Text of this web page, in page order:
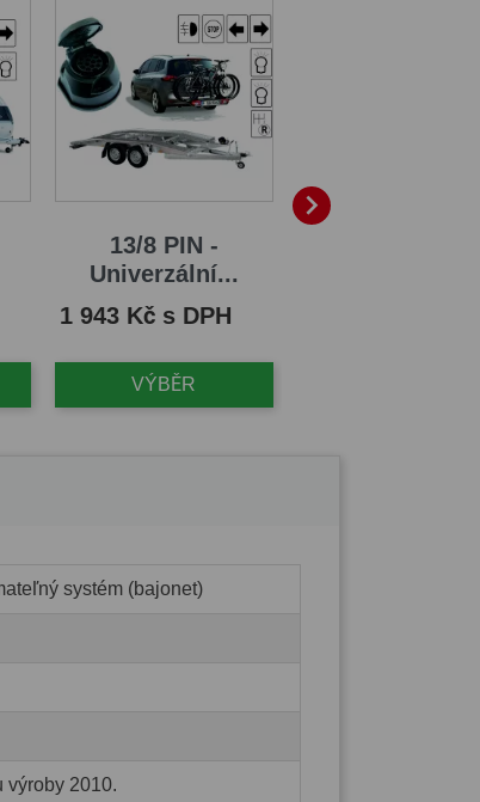
13/8 PIN -
Univerzální...
Cena
1 943 Kč s DPH
VÝBĚR

systém (bajonet)
výroby 2010.